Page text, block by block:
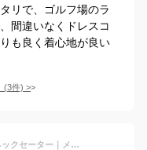
リで、ゴルフ場のラ
間違いなくドレスコ
も良く着心地が良い
(3件) >
【送料無料】カシミヤ100% クルーネックセーター｜メンズニット｜ビジネスカジュアル 【ラッピングOK】